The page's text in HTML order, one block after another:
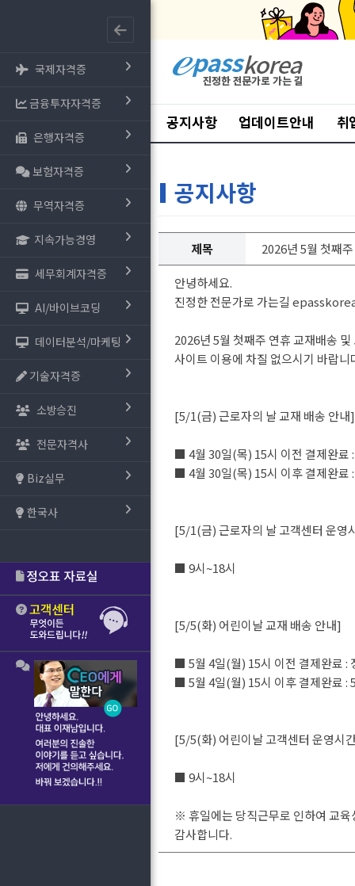
국제자격증
금융투자자격증
은행자격증
보험자격증
무역자격증
지속가능경영
세무회계자격증
AI/바이브코딩
데이터분석/마케팅
기술자격증
소방승진
전문자격사
Biz실무
한국사
공지사항 업데이트안내 취
공지사항
제목 2026년 5월 첫째
안녕하세요.
진정한 전문가로 가는길
2026년 5월 첫째주 연휴 교재배송
사이트 이용에 차질 없으시기 바랍
[5/1(금) 근로자의 날 교재 배송 안내]
■ 4월 30일(목) 15시 이전 결제완료
■ 4월 30일(목) 15시 이후 결제완료
[5/1(금) 근로자의 날 고객센터 운영
■ 9시~18시
[5/5(화) 어린이날 교재 배송 안내]
■ 5월 4일(월) 15시 이전 결제완료 :
■ 5월 4일(월) 15시 이후 결제완료 :
[5/5(화) 어린이날 고객센터 운영시
■ 9시~18시
※ 휴일에는 당직근무로 인하여 교육
감사합니다.